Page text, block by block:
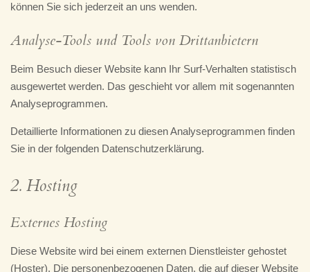
können Sie sich jederzeit an uns wenden.
Analyse-Tools und Tools von Drittanbietern
Beim Besuch dieser Website kann Ihr Surf-Verhalten statistisch
ausgewertet werden. Das geschieht vor allem mit sogenannten
Analyseprogrammen.
Detaillierte Informationen zu diesen Analyseprogrammen finden
Sie in der folgenden Datenschutzerklärung.
2. Hosting
Externes Hosting
Diese Website wird bei einem externen Dienstleister gehostet
(Hoster). Die personenbezogenen Daten, die auf dieser Website